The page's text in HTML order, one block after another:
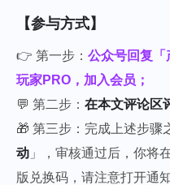
【参与方式】
👉 第一步： 公众号回复「
玩家PRO，加入会员；
💬 第二步： 在本文评论区
🎁 第三步：完成上述步骤
动 」，审核通过后，你将
版兑换码，请注意打开通知